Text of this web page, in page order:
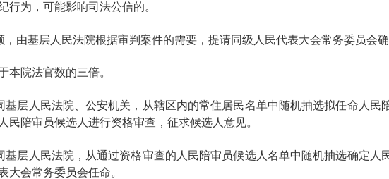
行为，可能影响司法公信的。
，由基层人民法院根据审判案件的需要，提请同级人民代表大会常务委员会确
本院法官数的三倍。
基层人民法院、公安机关，从辖区内的常住居民名单中随机抽选拟任命人民
民陪审员候选人进行资格审查，征求候选人意见。
基层人民法院，从通过资格审查的人民陪审员候选人名单中随机抽选确定人
大会常务委员会任命。